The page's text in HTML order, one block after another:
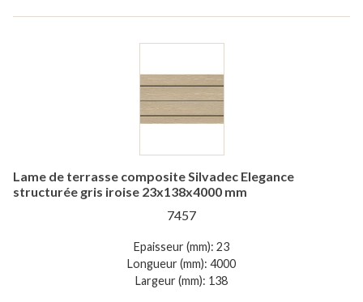
Lame de terrasse composite Silvadec Elegance
structurée gris iroise 23x138x4000 mm
7457
Epaisseur (mm): 23
Longueur (mm): 4000
Largeur (mm): 138